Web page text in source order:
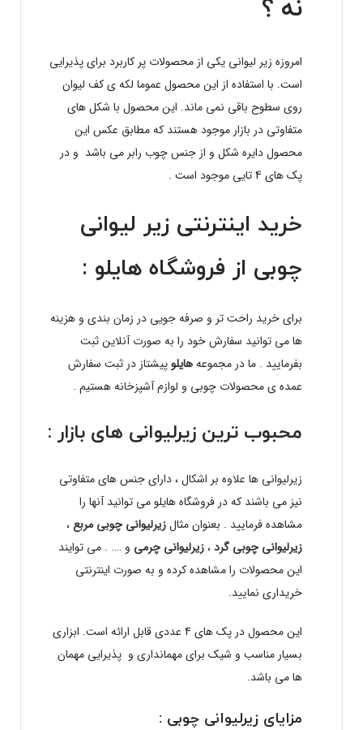
نه ؟
امروزه زیر لیوانی یکی از محصولات پر کاربرد برای پذیرایی
است. با استفاده از این محصول عموما لکه ی کف لیوان
روی سطوح باقی نمی ماند. این محصول با شکل های
متفاوتی در بازار موجود هستند که مطابق عکس این
محصول دایره شکل و از جنس چوب رابر می باشد و در
پک های 4 تایی موجود است .
خرید اینترنتی زیر لیوانی
چوبی از فروشگاه هایلو :
برای خرید راحت تر و صرفه جویی در زمان بندی و هزینه
ها می توانید سفارش خود را به صورت آنلاین ثبت
بفرمایید . ما در مجموعههایلوپیشتاز در ثبت سفارش
عمده ی محصولات چوبی و لوازم آشپزخانه هستیم .
محبوب ترین زیرلیوانی های بازار :
زیرلیوانی ها علاوه بر اشکال ، دارای جنس های متفاوتی
نیز می باشند که در فروشگاه هایلو می توانید آنها را
مشاهده فرمایید . بعنوان مثالزیرلیوانی چوبی مربع،
زیرلیوانی چوبی گرد،زیرلیوانی چرمی و …. . می توایند
این محصولات را مشاهده کرده و به صورت اینترنتی
خریداری نمایید.
این محصول در پک های 4 عددی قابل ارائه است. ابزاری
بسیار مناسب و شیک برای مهمانداری و پذیرایی مهمان
ها می باشد.
مزایای زیرلیوانی چوبی :